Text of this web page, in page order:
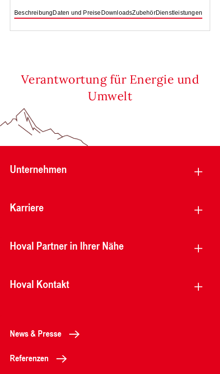
Beschreibung Daten und Preise DownloadsZubehörDienstleistungen
Verantwortung für Energie und
Umwelt
Unternehmen
Karriere
Hoval Partner in Ihrer Nähe
Hoval Kontakt
News & Presse
Referenzen